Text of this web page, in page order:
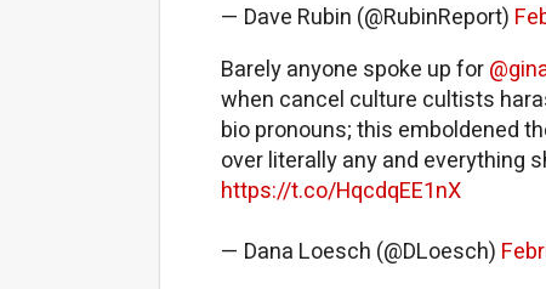
— Dave Rubin (@RubinReport)
Barely anyone spoke up for
when cancel culture cultists
bio pronouns; this emboldened
over literally any and everything
https://t.co/HqcdqEE1nX
— Dana Loesch (@DLoesch)